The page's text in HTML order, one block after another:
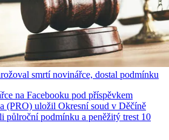
smrtí novinářce, dostal podmínku
na Facebooku pod příspěvkem
(PRO) uložil Okresní soud v Děčíně
půlroční podmínku a peněžitý trest 10